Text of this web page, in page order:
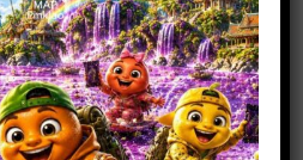
YOU เพราะรอยยิ้ม
เราตามหา อยู่เสมอ
พัฒนา เพื่อส่งมอบ
บลูกค้า ในราคาที่